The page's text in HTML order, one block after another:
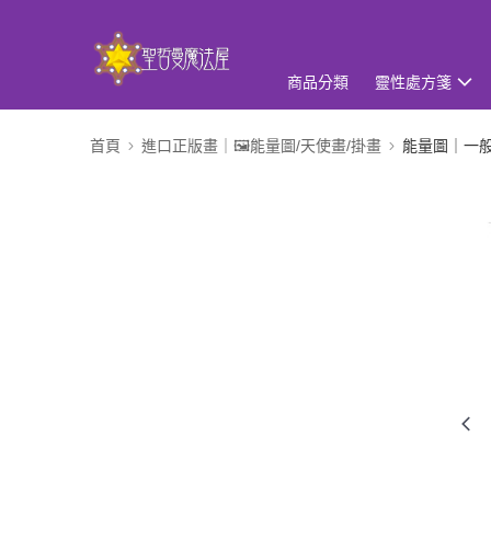
商品分類 靈性處方箋
首頁 進口正版畫｜🖼️能量圖/天使畫/掛畫 能量圖｜一